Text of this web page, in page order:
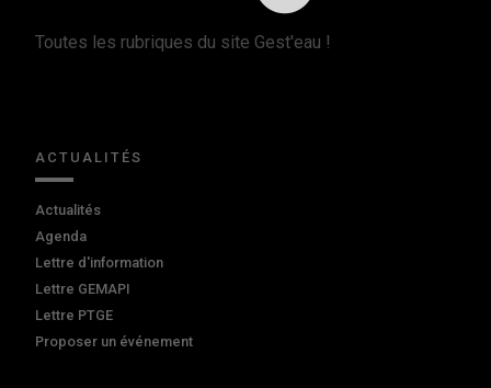
Toutes les rubriques du site Gest'eau !
ACTUALITÉS
Actualités
Agenda
Lettre d'information
Lettre GEMAPI
Lettre PTGE
Proposer un événement